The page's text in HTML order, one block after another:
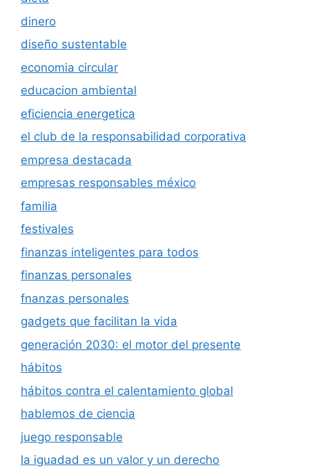
dinero
diseño sustentable
economia circular
educacion ambiental
eficiencia energetica
el club de la responsabilidad corporativa
empresa destacada
empresas responsables méxico
familia
festivales
finanzas inteligentes para todos
finanzas personales
fnanzas personales
gadgets que facilitan la vida
generación 2030: el motor del presente
hábitos
hábitos contra el calentamiento global
hablemos de ciencia
juego responsable
la iguadad es un valor y un derecho